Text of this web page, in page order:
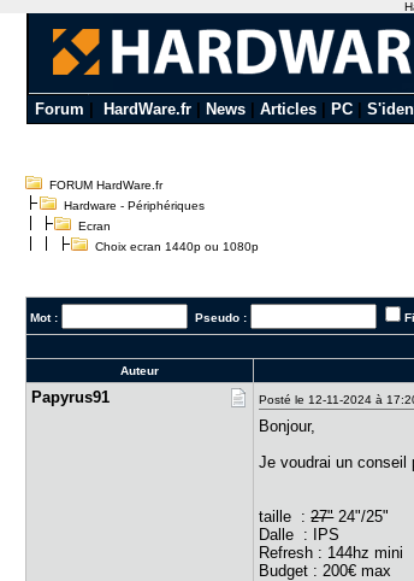
Forum HardWare.fr| News| Articles| PC|
FORUM HardWare.fr
Hardware - Périphériques
Ecran
Choix ecran 1440p ou 1080p
Mot : Pseudo :
Auteur
Papyrus91 Posté le 12-11-2024 à
Bonjour,
Je voudrai un conseil
taille :27"24"/25"
Dalle : IPS
Refresh : 144hz mini
Budget : 200€ max